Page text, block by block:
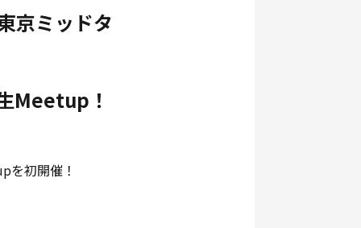
京ミッドタ
Meetup！
を初開催！